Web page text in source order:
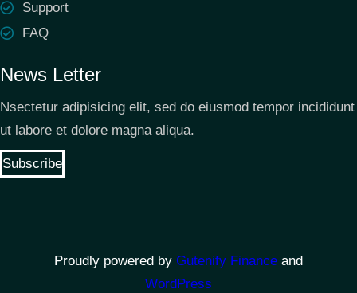
Support
FAQ
News Letter
Nsectetur adipisicing elit, sed do eiusmod tempor incididunt
ut labore et dolore magna aliqua.
Subscribe
Proudly powered by Gutenify Finance and
WordPress